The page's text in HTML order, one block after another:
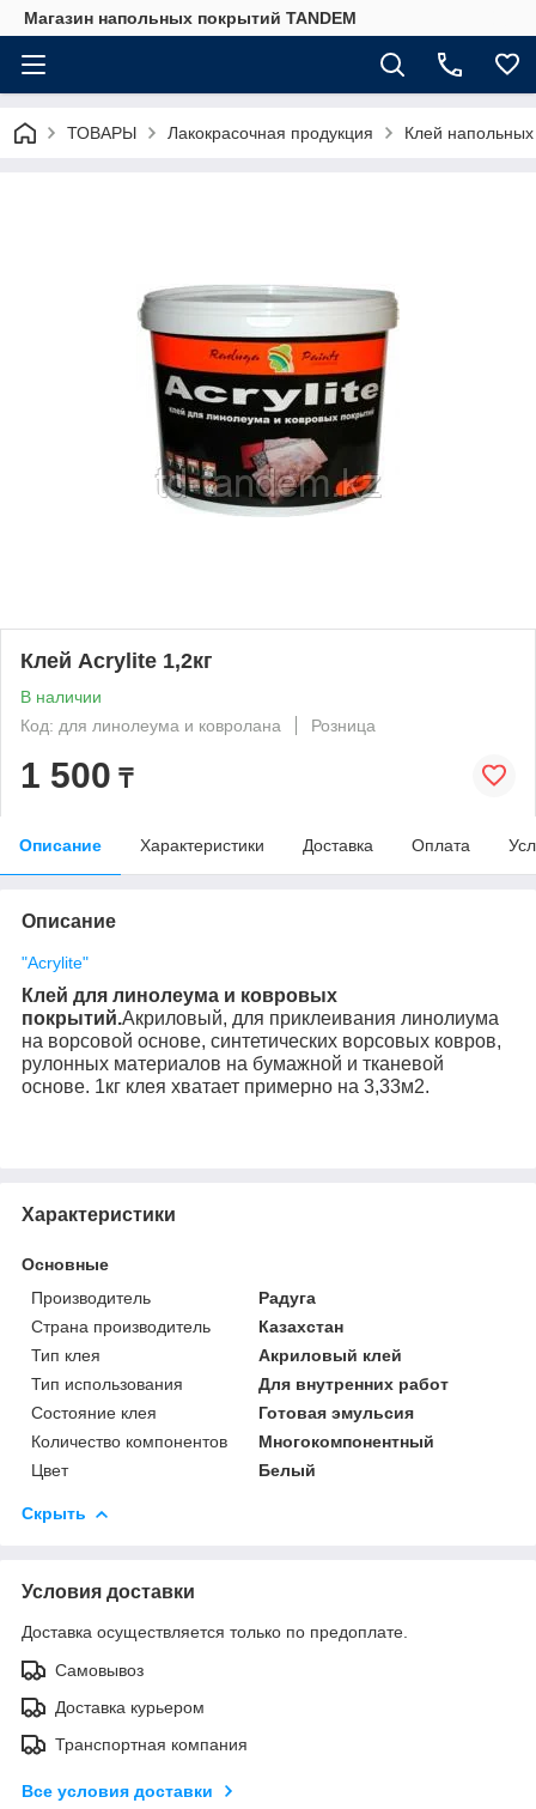
Магазин напольных покрытий TANDEM
ТОВАРЫ Лакокрасочная продукция Клей
Клей Acrylite 1,2кг
В наличии
Код: для линолеума и ковролана
Розница
1 500 ₸
Описание Характеристики Доставка Оплата
Описание
"Acrylite"
Клей для линолеума и ковровых
покрытий.Акриловый, для приклеивания линолиума
на ворсовой основе, синтетических ворсовых ковров,
рулонных материалов на бумажной и тканевой
основе. 1кг клея хватает примерно на 3,33м2.
Характеристики
Основные
Производитель
Радуга
Страна производитель
Казахстан
Тип клея
Акриловый клей
Тип использования
Для внутренних работ
Состояние клея
Готовая эмульсия
Количество компонентов
Многокомпонентный
Цвет
Белый
Скрыть
Условия доставки
Доставка осуществляется только по предоплате.
Самовывоз
Доставка курьером
Транспортная компания
Все условия доставки